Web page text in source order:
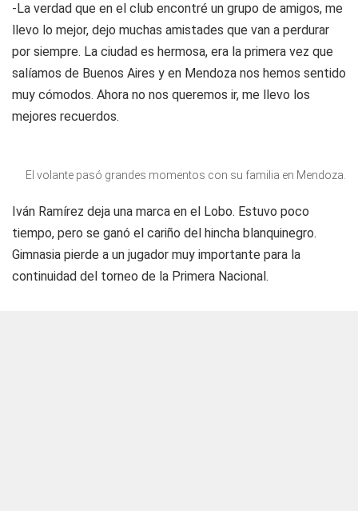
-La verdad que en el club encontré un grupo de amigos, me
llevo lo mejor, dejo muchas amistades que van a perdurar
por siempre. La ciudad es hermosa, era la primera vez que
salíamos de Buenos Aires y en Mendoza nos hemos sentido
muy cómodos. Ahora no nos queremos ir, me llevo los
mejores recuerdos.
El volante pasó grandes momentos con su familia en Mendoza.
Iván Ramírez deja una marca en el Lobo. Estuvo poco
tiempo, pero se ganó el cariño del hincha blanquinegro.
Gimnasia pierde a un jugador muy importante para la
continuidad del torneo de la Primera Nacional.